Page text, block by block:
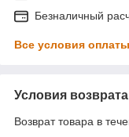
Безналичный
Все условия оплаты
Условия возврата
Возврат товара в